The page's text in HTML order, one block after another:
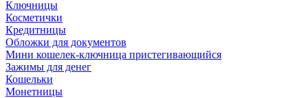
Ключницы
Косметички
Кредитницы
Обложки для документов
Мини кошелек-ключница пристегивающийся
Зажимы для денег
Кошельки
Монетницы